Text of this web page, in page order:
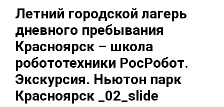
Летний городской лагерь
дневного пребывания
Красноярск – школа
робототехники РосРобот.
Экскурсия. Ньютон парк
Красноярск _02_slide